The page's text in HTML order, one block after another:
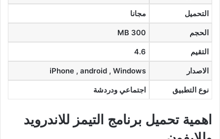
التحميل مجانا
الحجم 300 MB
التقيم 4.6
الاصدار iPhone , android , Windows
نوع التطبيق اجتماعي ودردشة
اهمية تحميل برنامج التيمز للاندرويد